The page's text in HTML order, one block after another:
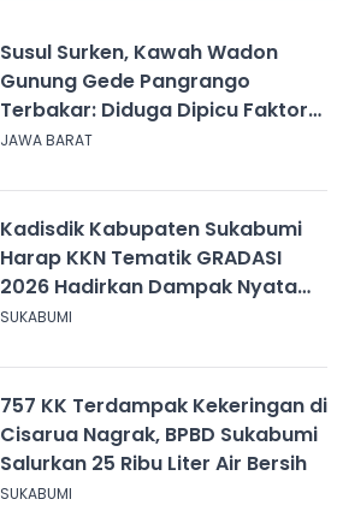
Susul Surken, Kawah Wadon
Gunung Gede Pangrango
Terbakar: Diduga Dipicu Faktor
Alam
JAWA BARAT
Kadisdik Kabupaten Sukabumi
Harap KKN Tematik GRADASI
2026 Hadirkan Dampak Nyata
bagi Masyarakat
SUKABUMI
757 KK Terdampak Kekeringan di
Cisarua Nagrak, BPBD Sukabumi
Salurkan 25 Ribu Liter Air Bersih
SUKABUMI